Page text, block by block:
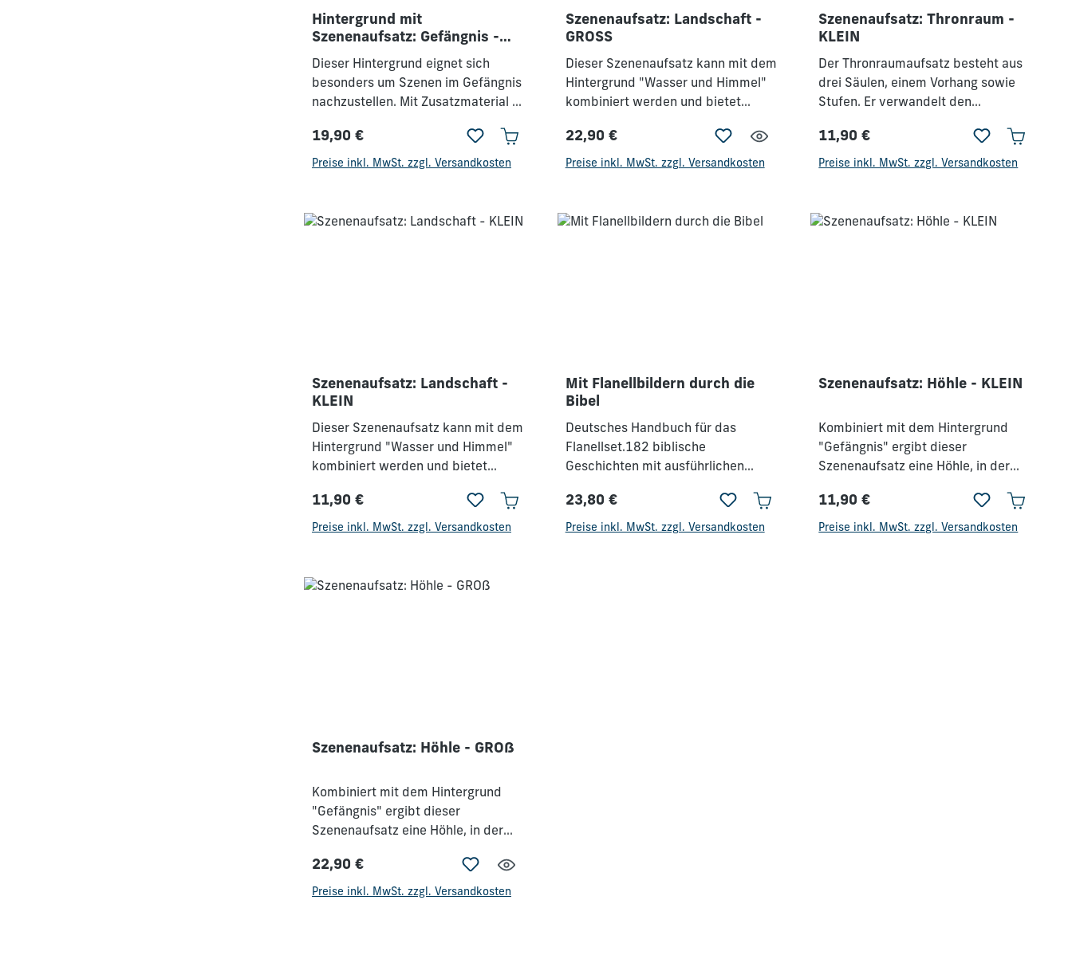
Hintergrund mit
Szenenaufsatz: Gefängnis -
KLEIN
Dieser Hintergrund eignet sich
besonders um Szenen im Gefängnis
nachzustellen. Mit Zusatzmaterial &
Regulärer Preis:
19,90 €
Preise inkl. MwSt. zzgl. Versandkosten
Szenenaufsatz: Landschaft -
GROSS
Dieser Szenenaufsatz kann mit dem
Hintergrund "Wasser und Himmel"
kombiniert werden und bietet
Geschichten, wie z.B. die der
Bergpredigt, nachzustellen.Dieser
Regulärer Preis:
22,90 €
Preise inkl. MwSt. zzgl. Versandkosten
Szenenaufsatz: Thronraum -
KLEIN
Der Thronraumaufsatz besteht aus
drei Säulen, einem Vorhang sowie
Stufen. Er verwandelt den
einen majestätischen Thronsaal. Ein
Ort für Salomos Empfänge oder den
Regulärer Preis:
11,90 €
Preise inkl. MwSt. zzgl. Versandkosten
Szenenaufsatz: Landschaft -
KLEIN
Dieser Szenenaufsatz kann mit dem
Hintergrund "Wasser und Himmel"
kombiniert werden und bietet
Geschichten, wie z.B. die der
Bergpredigt, nachzustellen.Dieser
Regulärer Preis:
11,90 €
Preise inkl. MwSt. zzgl. Versandkosten
Mit Flanellbildern durch die
Bibel
Deutsches Handbuch für das
Flanellset.182 biblische
Geschichten mit ausführlichen
Regulärer Preis:
23,80 €
Preise inkl. MwSt. zzgl. Versandkosten
Szenenaufsatz: Höhle - KLEIN
Kombiniert mit dem Hintergrund
"Gefängnis" ergibt dieser
Szenenaufsatz eine Höhle, in der
Tod verschont haben könnte.
Passend zum separat erhältichen
Regulärer Preis:
11,90 €
Preise inkl. MwSt. zzgl. Versandkosten
Szenenaufsatz: Höhle - GROß
Kombiniert mit dem Hintergrund
"Gefängnis" ergibt dieser
Szenenaufsatz eine Höhle, in der
Tod verschont haben könnte.
Passend zum separat erhältichen
Regulärer Preis:
22,90 €
Preise inkl. MwSt. zzgl. Versandkosten